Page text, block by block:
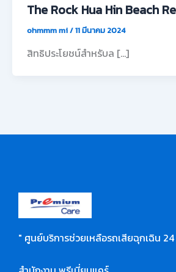
The Rock Hua Hin Beach
ohmmm mi/11 มีนาคม 2024
สิทธิประโยชน์สำหรับล […]
" ศูนย์บริการช่วยเหลือรถเสียฉุกเฉิน